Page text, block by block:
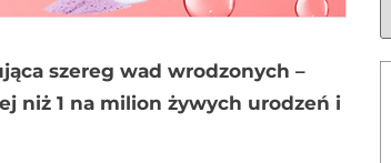
szereg wad wrodzonych –
niż 1 na milion żywych urodzeń i